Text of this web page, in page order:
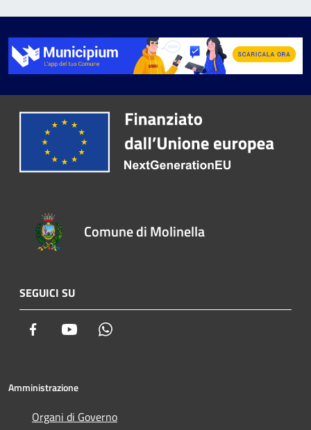
Comune di Molinella
SEGUICI SU
Facebook Youtube
Amministrazione
Organi di Governo